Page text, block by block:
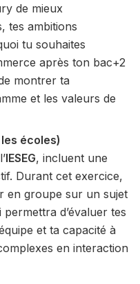
de mieux
tes ambitions
tu souhaites
après ton bac+2
montrer ta
et les valeurs de
écoles)
IESEG, incluent une
Durant cet exercice,
en groupe sur un sujet
d’évaluer tes
et ta capacité à
en interaction